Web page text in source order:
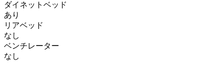
ダイネットベッド
あり
リアベッド
なし
ベンチレーター
なし